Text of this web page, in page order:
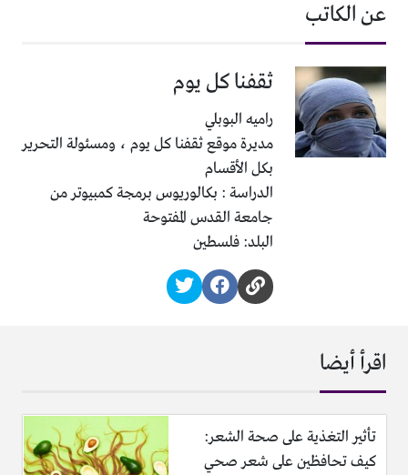
عن الكاتب
ثقفنا كل يوم
راميه البوبلي
مديرة موقع ثقفنا كل يوم ، ومسئولة التحرير
بكل الأقسام
الدراسة : بكالوريوس برمجة كمبيوتر من
جامعة القدس المفتوحة
البلد: فلسطين
اقرأ أيضا
تأثير التغذية على صحة الشعر:
كيف تحافظين على شعر صحي